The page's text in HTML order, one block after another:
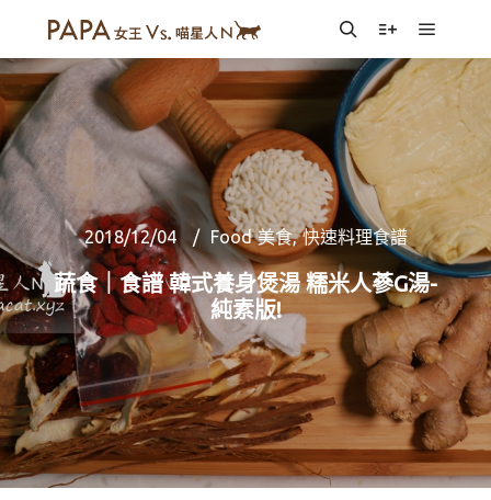
SearchMore info
Main
2018/12/04 Food 美食,快速料理食譜
蔬食｜食譜 韓式養身煲湯 糯米人蔘G湯-
純素版!